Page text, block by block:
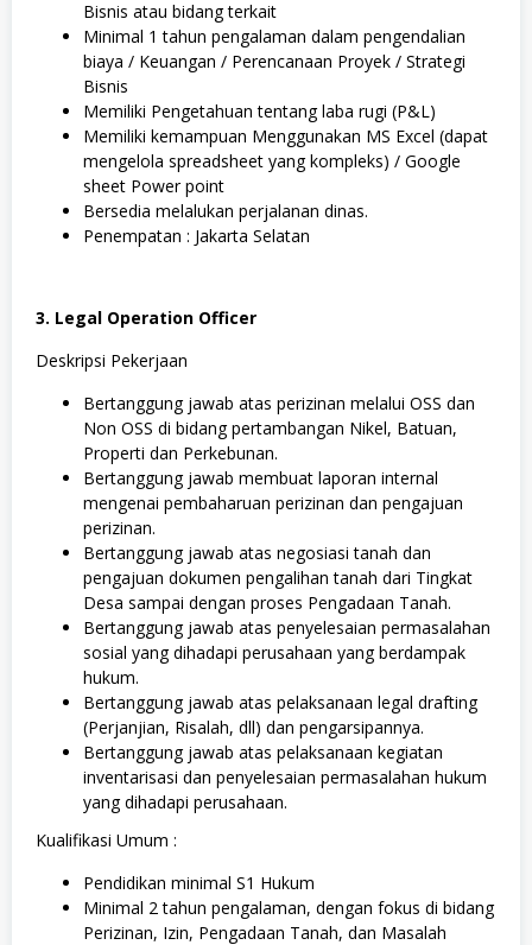
Bisnis atau bidang terkait
Minimal 1 tahun pengalaman dalam pengendalian
biaya / Keuangan / Perencanaan Proyek / Strategi
Bisnis
Memiliki Pengetahuan tentang laba rugi (P&L)
Memiliki kemampuan Menggunakan MS Excel (dapat
mengelola spreadsheet yang kompleks) / Google
sheet Power point
Bersedia melalukan perjalanan dinas.
Penempatan : Jakarta Selatan
3. Legal Operation Officer
Deskripsi Pekerjaan
Bertanggung jawab atas perizinan melalui OSS dan
Non OSS di bidang pertambangan Nikel, Batuan,
Properti dan Perkebunan.
Bertanggung jawab membuat laporan internal
mengenai pembaharuan perizinan dan pengajuan
perizinan.
Bertanggung jawab atas negosiasi tanah dan
pengajuan dokumen pengalihan tanah dari Tingkat
Desa sampai dengan proses Pengadaan Tanah.
Bertanggung jawab atas penyelesaian permasalahan
sosial yang dihadapi perusahaan yang berdampak
hukum.
Bertanggung jawab atas pelaksanaan legal drafting
(Perjanjian, Risalah, dll) dan pengarsipannya.
Bertanggung jawab atas pelaksanaan kegiatan
inventarisasi dan penyelesaian permasalahan hukum
yang dihadapi perusahaan.
Kualifikasi Umum :
Pendidikan minimal S1 Hukum
Minimal 2 tahun pengalaman, dengan fokus di bidang
Perizinan, Izin, Pengadaan Tanah, dan Masalah